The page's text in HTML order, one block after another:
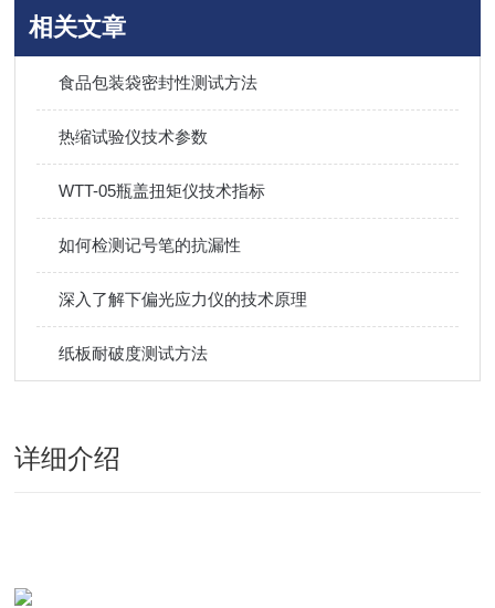
相关文章
食品包装袋密封性测试方法
热缩试验仪技术参数
WTT-05瓶盖扭矩仪技术指标
如何检测记号笔的抗漏性
深入了解下偏光应力仪的技术原理
纸板耐破度测试方法
详细介绍